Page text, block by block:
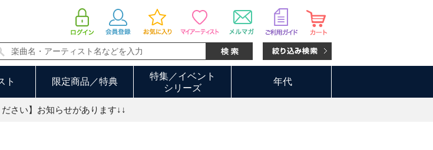
ト 限定商品／特典
特集／イベント
シリーズ
年代
さい】お知らせがあります↓↓